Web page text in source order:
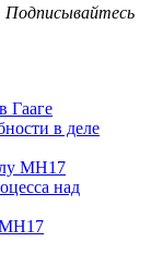
Подписывайтесь
Гааге
в деле
МН17
над